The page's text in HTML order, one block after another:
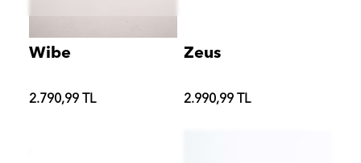
Wibe
2.790,99 TL
Zeus
2.990,99 TL